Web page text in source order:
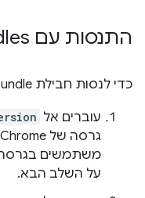
התנסות עם Web Bundles
כדי לנסות חבילת Web Bundle:
עוברים אל
על השלב הבא.